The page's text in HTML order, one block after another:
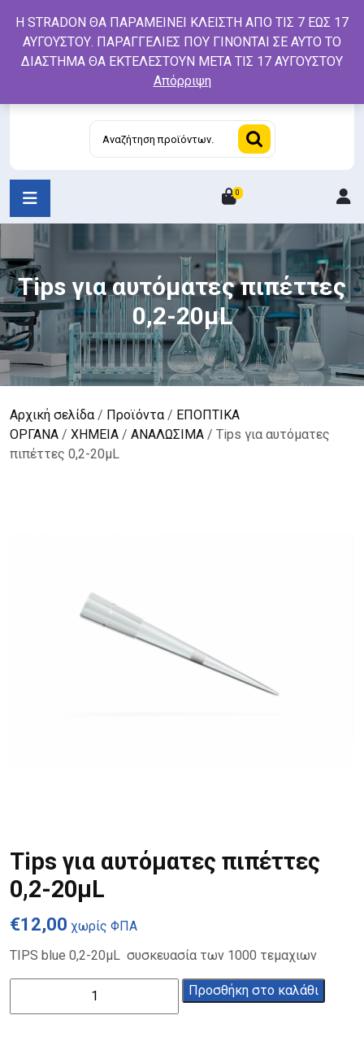
content
Αναζήτηση
0
Tips για αυτόματες πιπέττες
0,2-20μL
Αρχική σελίδα/ Προϊόντα/ ΕΠΟΠΤΙΚΑ
ΟΡΓΑΝΑ / ΧΗΜΕΙΑ / ΑΝΑΛΩΣΙΜΑ / Tips για αυτόματες
πιπέττες 0,2-20μL
Tips για αυτόματες πιπέττες
0,2-20μL
€12,00 χωρίς ΦΠΑ
TIPS blue 0,2-20μL συσκευασία των 1000 τεμαχιων
Προσθήκη στο καλάθι
Η STRADON ΘΑ ΠΑΡΑΜΕΙΝΕΙ ΚΛΕΙΣΤΗ ΑΠΟ ΤΙΣ 7 ΕΩΣ 17
ΑΥΓΟΥΣΤΟΥ. ΠΑΡΑΓΓΕΛΙΕΣ ΠΟΥ ΓΙΝΟΝΤΑΙ ΣΕ ΑΥΤΟ ΤΟ
ΔΙΑΣΤΗΜΑ ΘΑ ΕΚΤΕΛΕΣΤΟΥΝ ΜΕΤΑ ΤΙΣ 17 ΑΥΓΟΥΣΤΟΥ
Απόρριψη